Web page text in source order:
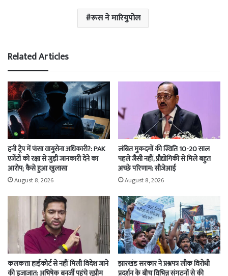
रूस ने मारियुपोल
Related Articles
हनी ट्रैप में फंसा वायुसेना अधिकारी?: PAK
एजेंटों को रक्षा से जुड़ी जानकारी देने का
आरोप; कैसे हुआ खुलासा
August 8, 2026
लंबित मुकदमों की स्थिति 10-20 साल
पहले जैसी नहीं, प्रौद्योगिकी से मिले बहुत
अच्छे परिणाम: सीजेआई
August 8, 2026
कलकत्ता हाईकोर्ट से नहीं मिली विदेश जाने
की इजाजात: अभिषेक बनर्जी पहुंचे सुप्रीम
झारखंड सरकार ने प्रश्नपत्र लीक विरोधी
प्रदर्शन के बीच विभिन्न संगठनों से की